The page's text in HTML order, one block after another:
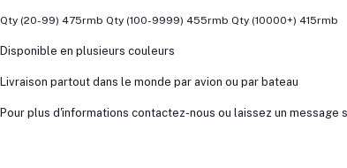
Qty (20-99) 475rmb Qty (100-9999) 455rmb Qty (10000+) 415rmb
Disponible en plusieurs couleurs
Livraison partout dans le monde par avion ou par bateau
Pour plus d'informations contactez-nous ou laissez un